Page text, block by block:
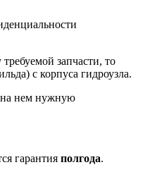
запчасти, то
с корпуса гидроузла.
нем нужную
гарантия полгода.